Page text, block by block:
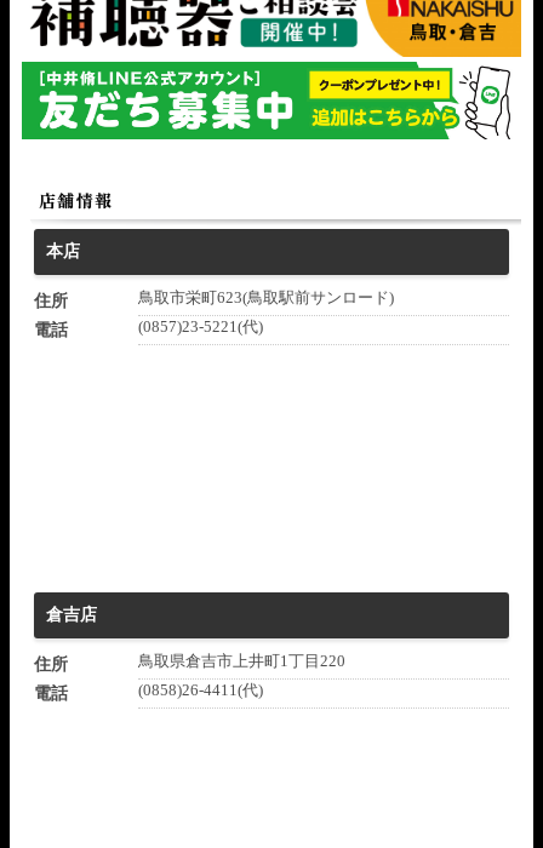
本店
住所
鳥取市栄町623(鳥取駅前サンロード)
電話
(0857)23-5221(代)
倉吉店
住所
鳥取県倉吉市上井町1丁目220
電話
(0858)26-4411(代)